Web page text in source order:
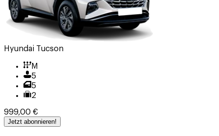
Hyundai Tucson
M
5
5
2
999,00 €
Jetzt abonnieren!